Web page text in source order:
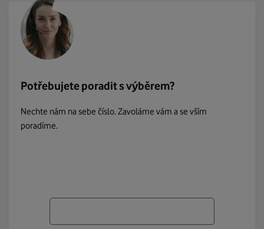
Potřebujete poradit s výběrem?
Nechte nám na sebe číslo. Zavoláme vám a se vším
poradíme.